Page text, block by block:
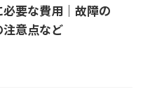
要な費用｜故障の
意点など